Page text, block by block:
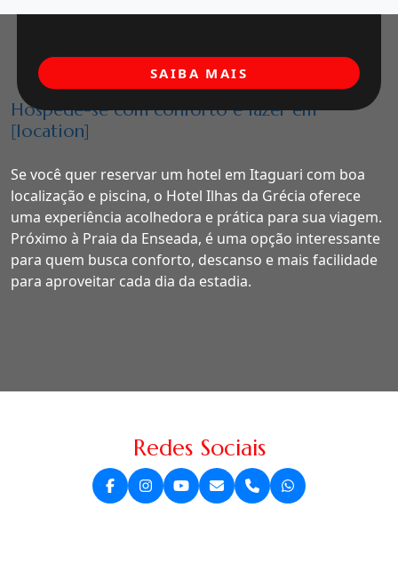
Hospede-se com conforto e lazer em
[location]
Se você quer reservar um hotel em Itaguari com boa
localização e piscina, o Hotel Ilhas da Grécia oferece
uma experiência acolhedora e prática para sua viagem.
Próximo à Praia da Enseada, é uma opção interessante
para quem busca conforto, descanso e mais facilidade
para aproveitar cada dia da estadia.
SAIBA MAIS
Redes Sociais